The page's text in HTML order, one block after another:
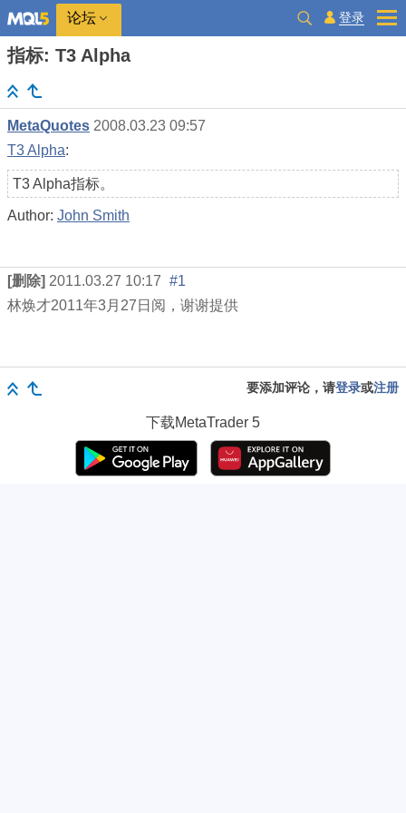
论坛 登录
指标: T3 Alpha
MetaQuotes 2008.03.23 09:57
T3 Alpha:
T3 Alpha指标。
Author: John Smith
[删除] 2011.03.27 10:17 #1
林焕才2011年3月 27 日阅，谢谢提供
要添加评论，请登录或注册
下载MetaTrader 5